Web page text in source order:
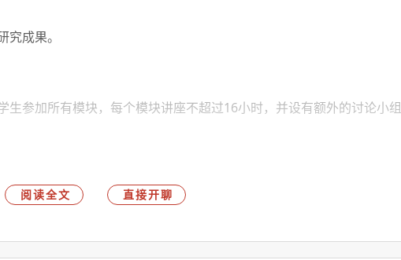
成果。
生参加所有模块，每个模块讲座不超过16小时，并设有额外的讨论小组
盖科学与技术，包含商业管理和创新方向，涵盖了发现和开发过程中的
阅读全文 直接开聊